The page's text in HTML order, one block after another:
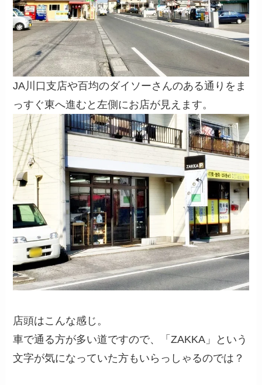
JA川口支店や百均のダイソーさんのある通りをま
っすぐ東へ進むと左側にお店が見えます。
店頭はこんな感じ。
車で通る方が多い道ですので、「ZAKKA」という
文字が気になっていた方もいらっしゃるのでは？